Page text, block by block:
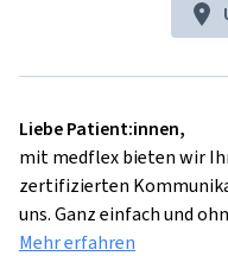
Liebe Patient:innen,
mit medflex bieten wir
zertifizierten
uns. Ganz einfach und
Mehr erfahren